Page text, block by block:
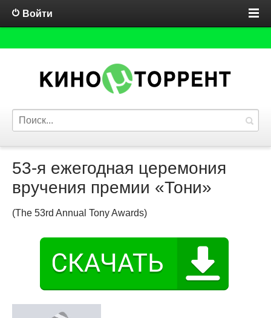
Войти
53-я ежегодная церемония
вручения премии «Тони»
(The 53rd Annual Tony Awards)